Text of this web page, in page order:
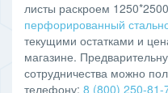
листы раскроем
перфорированный
текущими остатками и
магазине.
сотрудничества можно
телефону: 8 (800) 250-81-